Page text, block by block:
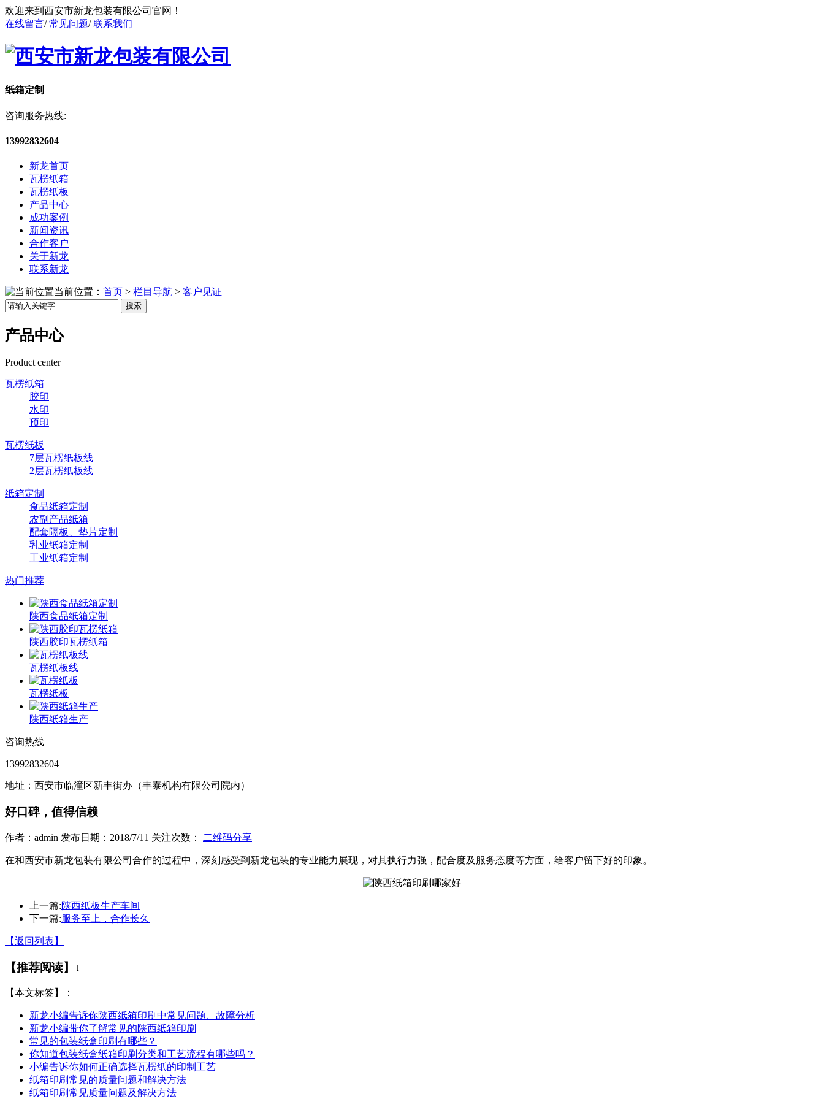
欢迎来到西安市新龙包装有限公司官网！
在线留言/常见问题/联系我们
纸箱定制
咨询服务热线:
13992832604
新龙首页
瓦楞纸箱
瓦楞纸板
产品中心
成功案例
新闻资讯
合作客户
关于新龙
联系新龙
当前位置： 首页 > 栏目导航 > 客户见证
搜索
产品中心
Product center
瓦楞纸箱
胶印
水印
预印
瓦楞纸板
7层瓦楞纸板线
2层瓦楞纸板线
纸箱定制
食品纸箱定制
农副产品纸箱
配套隔板、垫片定制
乳业纸箱定制
工业纸箱定制
热门推荐
陕西食品纸箱定制
陕西胶印瓦楞纸箱
瓦楞纸板线
瓦楞纸板
陕西纸箱生产
咨询热线
13992832604
地址：西安市临潼区新丰街办（丰泰机构有限公司院内）
好口碑，值得信赖
作者：admin 发布日期：2018/7/11 关注次数： 二维码分享
在和西安市新龙包装有限公司合作的过程中，深刻感受到新龙包装的专业能力展现，对其执行力强，配合度及服务态度等方面，给客户留下好的印象。
上一篇:陕西纸板生产车间
下一篇:服务至上，合作长久
【返回列表】
【推荐阅读】↓
【本文标签】：
新龙小编告诉你陕西纸箱印刷中常见问题、故障分析
新龙小编带你了解常见的陕西纸箱印刷
常见的包装纸盒印刷有哪些？
你知道包装纸盒纸箱印刷分类和工艺流程有哪些吗？
小编告诉你如何正确选择瓦楞纸的印制工艺
纸箱印刷常见的质量问题和解决方法
纸箱印刷常见质量问题及解决方法